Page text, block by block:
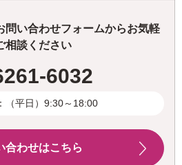
問い合わせフォームからお気軽
相談ください
6032
（平日）9:30～18:00
合わせはこちら